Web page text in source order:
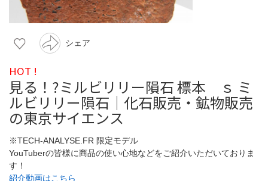
シェア
HOT !
見る！?ミルビリリー隕石 標本 ｓ ミ
ルビリリー隕石｜化石販売・鉱物販売
の東京サイエンス
※TECH-ANALYSE.FR 限定モデル
YouTuberの皆様に商品の使い心地などをご紹介いただいておりま
す！
紹介動画はこちら